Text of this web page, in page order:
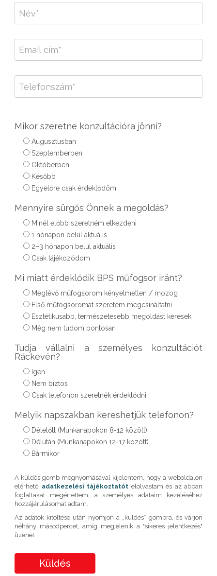
Mikor szeretne konzultációra jönni?
Augusztusban
Szeptemberben
Októberben
Később
Egyelőre csak érdeklődöm
Mennyire sürgős Önnek a megoldás?
Minél előbb szeretném elkezdeni
1 hónapon belül aktuális
2–3 hónapon belül aktuális
Csak tájékozódom
Mi miatt érdeklődik BPS műfogsor iránt?
Meglévő műfogsorom kényelmetlen / mozog
Első műfogsoromat szeretém megcsináltatni
Esztétikusabb, természetesebb megoldást keresek
Még nem tudom pontosan
Tudja vállalni a személyes konzultációt
Ráckevén?
Igen
Nem biztos
Csak telefonon szeretnék érdeklődni
Melyik napszakban kereshetjük telefonon?
Délelőtt (Munkanapokon 8-12 között)
Délután (Munkanapokon 12-17 között)
Bármikor
Please
leave
this
field
empty.
A küldés gomb megnyomásával kijelentem, hogy a weboldalon
elérhető adatkezelési tájékoztatót elolvastam és az abban
foglaltakat megértettem, a személyes adataim kezeléséhez
hozzájárulásomat adtam.
Az adatok kitöltése után nyomjon a „küldés” gombra, és várjon
néhány másodpercet, amíg megjelenik a "sikeres jelentkezés"
üzenet.